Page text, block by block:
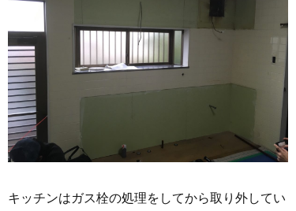
キッチンはガス栓の処理をしてから取り外してい